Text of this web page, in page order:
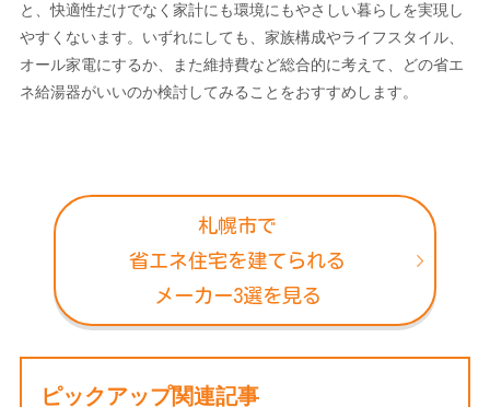
と、快適性だけでなく家計にも環境にもやさしい暮らしを実現し
やすくないます。いずれにしても、家族構成やライフスタイル、
オール家電にするか、また維持費など総合的に考えて、どの省エ
ネ給湯器がいいのか検討してみることをおすすめします。
札幌市で
省エネ住宅を建てられる
メーカー3選を見る
ピックアップ関連記事